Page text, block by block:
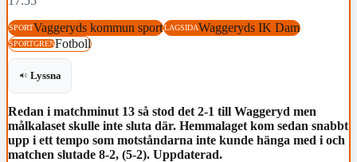
SPORTVaggeryds kommun sportLAGSIDAWaggeryds IK Dam
SPORTGRENFotboll
Lyssna
Redan i matchminut 13 så stod det 2-1 till Waggeryd men
målkalaset skulle inte sluta där. Hemmalaget kom sedan snabbt
upp i ett tempo som motståndarna inte kunde hänga med i och
matchen slutade 8-2, (5-2). Uppdaterad.